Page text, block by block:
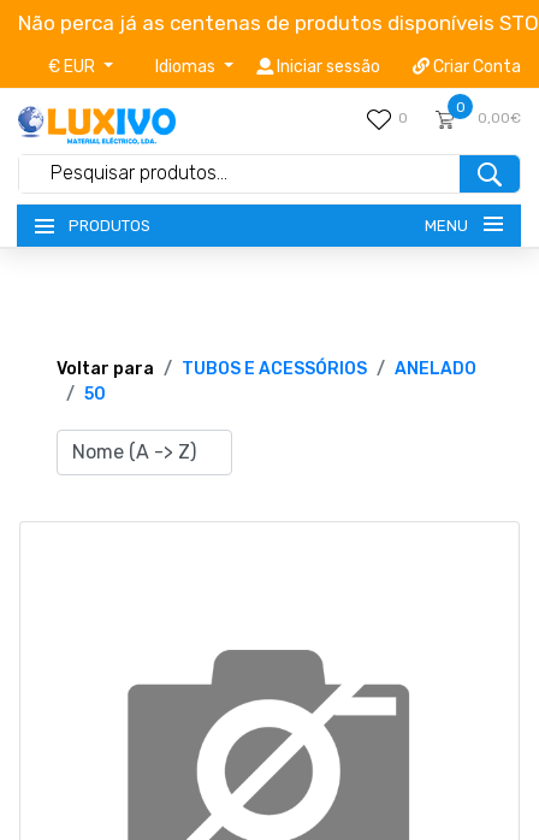
Não perca já as centenas de produtos disponíveis
€ EUR Idiomas Iniciar sessão Criar Conta
0
0
0,00€
PRODUTOS MENU
TERMOS E CONDIÇÕES
geral@luxivo.pt
Voltar para TUBOS E ACESSÓRIOS
ANELADO
50